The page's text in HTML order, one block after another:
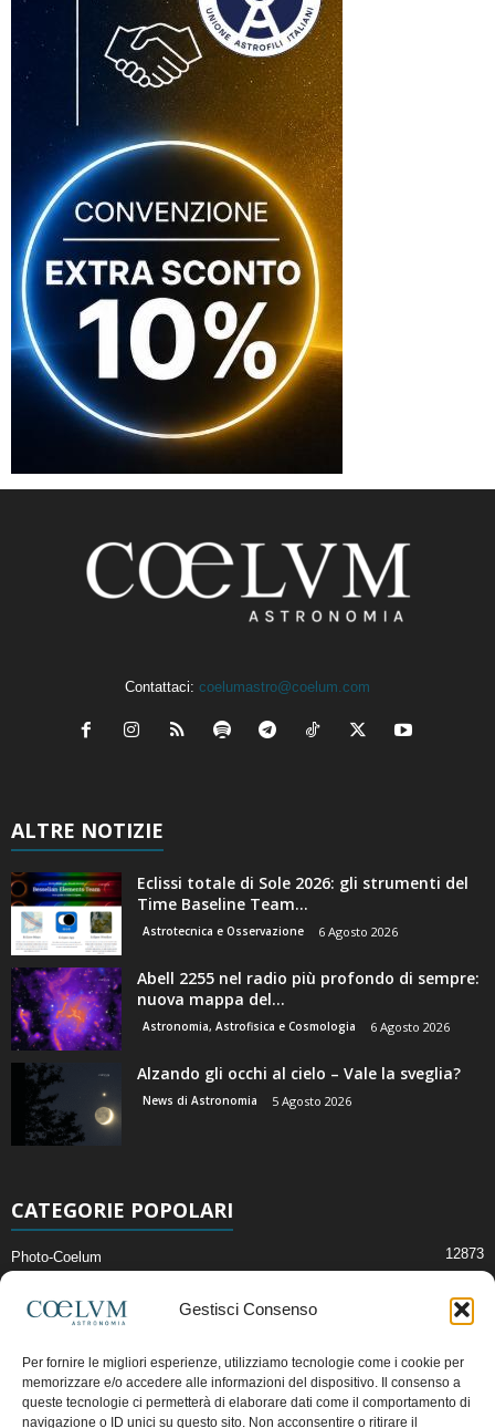
Gestisci Consenso
Per fornire le migliori esperienze, utilizziamo tecnologie come i cookie per
memorizzare e/o accedere alle informazioni del dispositivo. Il consenso a
queste tecnologie ci permetterà di elaborare dati come il comportamento di
navigazione o ID unici su questo sito. Non acconsentire o ritirare il
Contattaci: coelumastro@coelum.com
ALTRE NOTIZIE
Eclissi totale di Sole 2026: gli strumenti del
Time Baseline Team...
Astrotecnica e Osservazione 6 Agosto 2026
Abell 2255 nel radio più profondo di sempre:
nuova mappa del...
Astronomia, Astrofisica e Cosmologia 6 Agosto 2026
Alzando gli occhi al cielo – Vale la sveglia?
News di Astronomia 5 Agosto 2026
CATEGORIE POPOLARI
Photo-Coelum 12873
News di Astronomia 2409
Cielo del Mese
Astronomia, Astrofisica e Cosmologia
Articoli e Risorse On-Line